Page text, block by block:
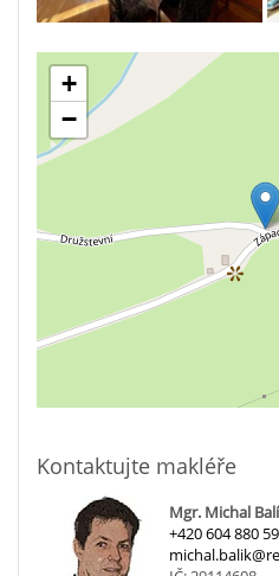
+
−
Kontaktujte makléře
Mgr. Michal
+420 604 880